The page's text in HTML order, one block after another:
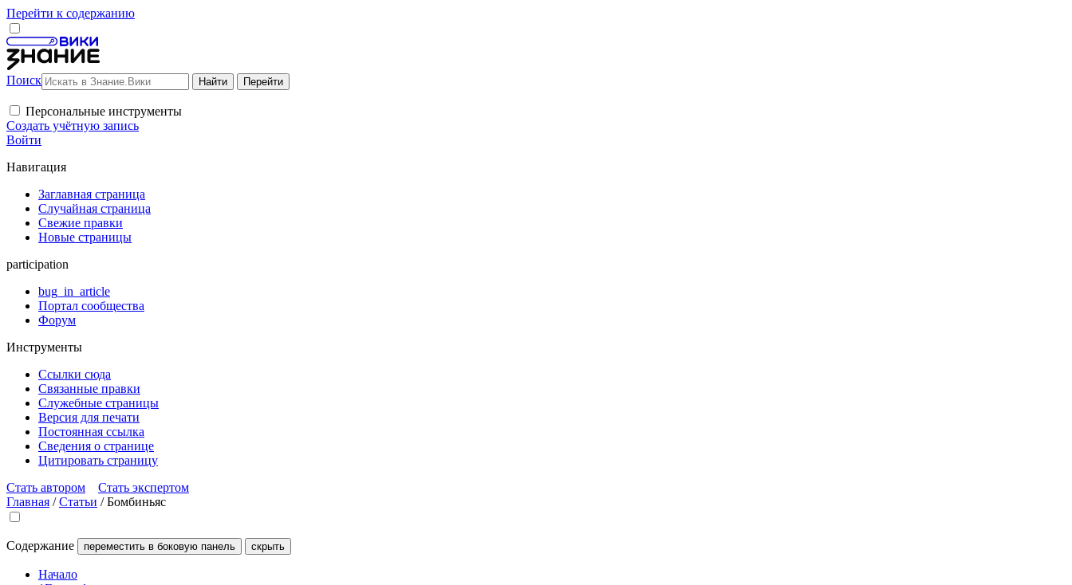
Перейти к содержанию
Поиск
Персональные инструменты
Создать учётную запись
Войти
Навигация
Заглавная страница
Случайная страница
Свежие правки
Новые страницы
participation
bug_in_article
Портал сообщества
Форум
Инструменты
Ссылки сюда
Связанные правки
Служебные страницы
Версия для печати
Постоянная ссылка
Сведения о странице
Цитировать страницу
Стать автором
Стать экспертом
Главная /Статьи /Бомбиньяс
Содержание переместить в боковую панель скрыть
Начало